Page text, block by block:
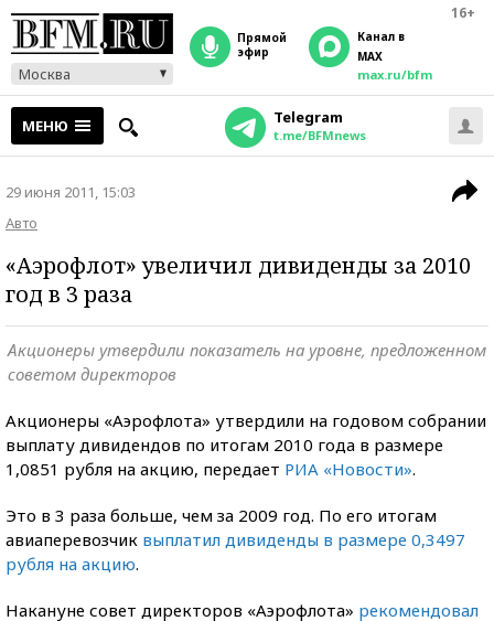
16+
Москва
прямой
эфир
Канал в
MAX
max.ru/bfm
МЕНЮ Telegram
t.me/BFMnews
29 июня 2011, 15:03
Авто
«Аэрофлот» увеличил дивиденды за 2010
год в 3 раза
Акционеры утвердили показатель на уровне, предложенном
советом директоров
Акционеры «Аэрофлота» утвердили на годовом собрании
выплату дивидендов по итогам 2010 года в размере
1,0851 рубля на акцию, передает РИА «Новости».
Это в 3 раза больше, чем за 2009 год. По его итогам
авиаперевозчик выплатил дивиденды в размере 0,3497
рубля на акцию.
Накануне совет директоров «Аэрофлота» рекомендовал